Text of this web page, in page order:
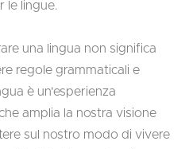
le lingue.
una lingua non significa
regole grammaticali e
è un'esperienza
amplia la nostra visione
sul nostro modo di vivere